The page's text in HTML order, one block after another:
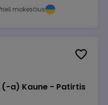
mokesčius
a) Kaune - Patirtis